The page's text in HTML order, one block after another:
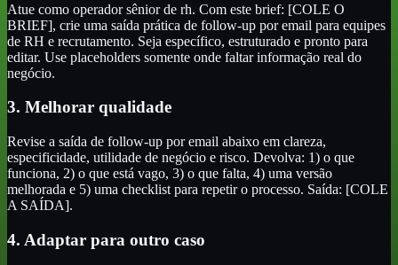
Atue como operador sênior de rh. Com este brief: [COLE O
BRIEF], crie uma saída prática de follow-up por email para equipes
de RH e recrutamento. Seja específico, estruturado e pronto para
editar. Use placeholders somente onde faltar informação real do
negócio.
3. Melhorar qualidade
Revise a saída de follow-up por email abaixo em clareza,
especificidade, utilidade de negócio e risco. Devolva: 1) o que
funciona, 2) o que está vago, 3) o que falta, 4) uma versão
melhorada e 5) uma checklist para repetir o processo. Saída: [COLE
A SAÍDA].
4. Adaptar para outro caso